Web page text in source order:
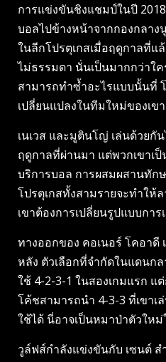
การแข่งขันชิงแชมป์ในปี
บอลไปข้างหน้าจากกองกลาง
ในลีกโปรตุเกสเมื่อฤดูกาลที่
ไม่ธรรมดา นั่นเป็นมากกว่าใ
สามารถทำซ้ำอะไรแบบนั้นที่
เปลี่ยนแปลงในทีมใหม่ของเขา
เนเวส และมูตินโญ่ เล่นด้วยกั
ฤดูกาลที่ผ่านมา แต่พวกเขาเ
บริการบอล การผสมผสานทัก
โปรตุเกสทั้งสามรายจะทำใ
เขาต้องการเปลี่ยนรูปแบบการ
ทางออกของ คอเนอร์ โคอา
หลัง ตัวเลือกที่จำกัดในแดนก
ใช้ 4-2-3-1 ในสองเกมแรก แ
โค้ชสามารถนำ 4-3-3 ที่เขา
ใช้ได้ นี่อาจเป็นหมาป่าตัวให
วูล์ฟส์กำลังแข่งขันกับ เซนต์